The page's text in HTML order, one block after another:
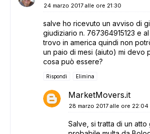
24 marzo 2017 alle ore 21:30
salve ho ricevuto un avviso di
giudiziario n. 767364915123 e
trovo in america quindi non
un paio di mesi (aiuto) mi devo
cosa può essere?
Rispondi Elimina
MarketMovers.it
28 marzo 2017 alle ore 22:04
Salve, si tratta di un